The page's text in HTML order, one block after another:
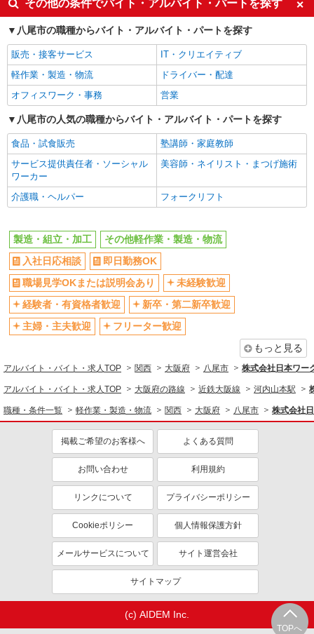
職場見学OKまたは説明会あり
未経験歓迎
経験者・有資格者歓迎
新卒・第二新卒歓迎
主婦・主夫歓迎
フリーター歓迎
学歴不問
ブランクOK
ミドル（40代～）活躍中
エルダー（50代～）活躍中
高収入・高額
昇給あり
週払い
完全週休2日制
年間休日120日以上
土日祝休み
短期（3ヶ月以内）
フルタイム歓迎
朝
髪型・髪色自由
禁煙・分煙
食堂・売店あり
バイク通勤OK
自転車通勤OK
残業ほぼなし
残業少なめ（月20h未満）
転勤なし
登録制
社会保険あり
制服貸与
研修制度あり
資格取得支援制度あり
同じ職種から求人を探す
軽作業・製造・物流
製造・組立・加工
ミドル（40代～）活躍中
短期（3ヶ月以内）
交通費支給
社会保険あり
その他の条件でバイト・アルバイト・パートを探す
八尾市の職種からバイト・アルバイト・パートを探す
販売・接客サービス
IT・クリエイティブ
軽作業・製造・物流
ドライバー・配達
オフィスワーク・事務
営業
八尾市の人気の職種からバイト・アルバイト・パートを探す
食品・試食販売
塾講師・家庭教師
サービス提供責任者・ソーシャル
ワーカー
美容師・ネイリスト・まつげ施術
介護職・ヘルパー フォークリフト
TOPへ
製造・組立・加工
その他軽作業・製造・物流
入社日応相談
即日勤務OK
職場見学OKまたは説明会あり
未経験歓迎
経験者・有資格者歓迎
新卒・第二新卒歓迎
主婦・主夫歓迎
フリーター歓迎
もっと見る
アルバイト・バイト・求人TOP 関西 大阪府 八尾市 株式会社日本ワー
アルバイト・バイト・求人TOP 大阪府の路線 近鉄大阪線 河内山本駅
職種・条件一覧 軽作業・製造・物流 関西 大阪府 八尾市 株式会社
掲載ご希望のお客様へ よくある質問
お問い合わせ 利用規約
リンクについて プライバシーポリシー
Cookieポリシー 個人情報保護方針
メールサービスについて サイト運営会社
サイトマップ
(c) AIDEM Inc.